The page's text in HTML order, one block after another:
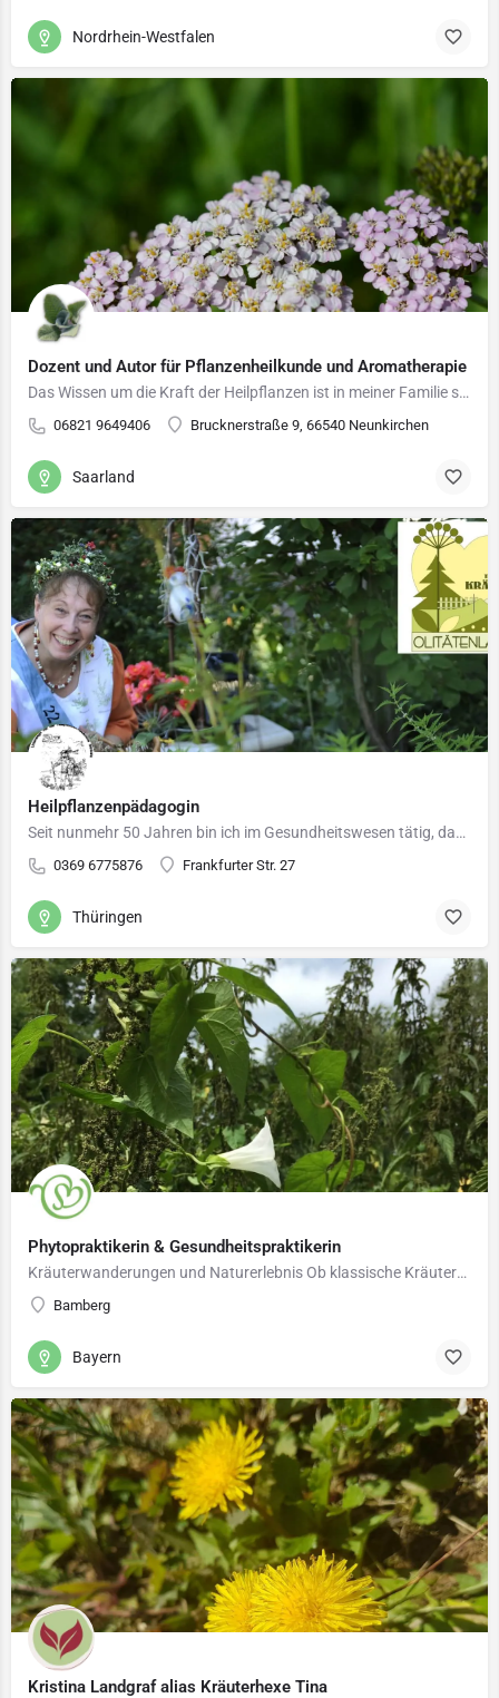
Nordrhein-Westfalen
Dozent und Autor für Pflanzenheilkunde und Aromatherapie
Das Wissen um die Kraft der Heilpflanzen ist in meiner Familie seit Generationen tief verwurzelt und wurde…
06821 9649406 Brucknerstraße 9, 66540 Neunkirchen
Saarland
Heilpflanzenpädagogin
Seit nunmehr 50 Jahren bin ich im Gesundheitswesen tätig, davon 45 Jahre Hebamme. Durch meine Tätigkeit als…
0369 6775876 Frankfurter Str. 27
Thüringen
Phytopraktikerin & Gesundheitspraktikerin
Kräuterwanderungen und Naturerlebnis Ob klassische Kräuterwanderung, Eintauchen in die Waldatmosphäre…
Bamberg
Bayern
Kristina Landgraf alias Kräuterhexe Tina